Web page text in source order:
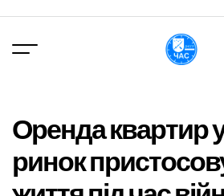
вмісту
Оренда квартир у
ринок